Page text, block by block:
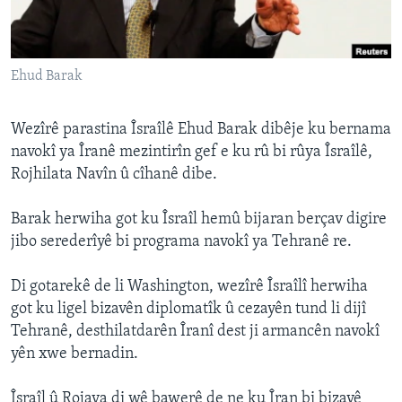
ÇAND Û HUNER
SERNIVÎS
SORANÎ
Learning English
FOLLOW US
Ehud Barak
Wezîrê parastina Îsraîlê Ehud Barak dibêje ku bernama
navokî ya Îranê mezintirîn gef e ku rû bi rûya Îsraîlê,
Rojhilata Navîn û cîhanê dibe.
Barak herwiha got ku Îsraîl hemû bijaran berçav digire
jibo serederîyê bi programa navokî ya Tehranê re.
Di gotarekê de li Washington, wezîrê Îsraîlî herwiha
got ku ligel bizavên diplomatîk û cezayên tund li dijî
Tehranê, desthilatdarên Îranî dest ji armancên navokî
yên xwe bernadin.